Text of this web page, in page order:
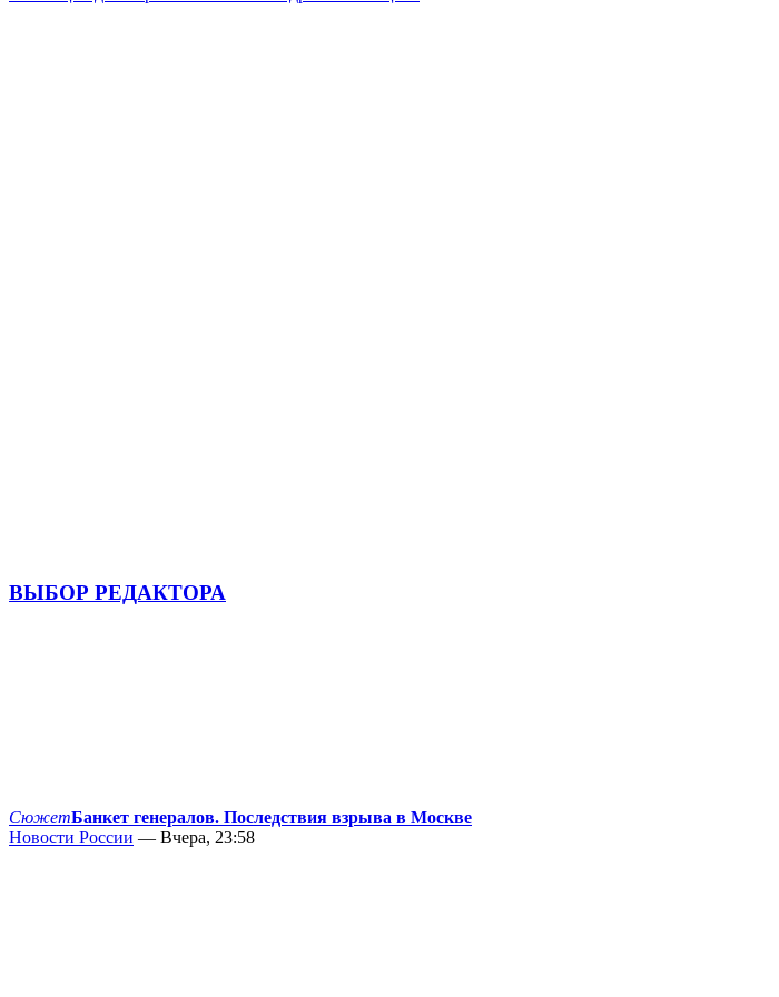
ВЫБОР РЕДАКТОРА
СюжетБанкет генералов. Последствия взрыва в Москве
Новости России — Вчера, 23:58